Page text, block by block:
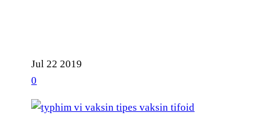
Jul 22 2019
0